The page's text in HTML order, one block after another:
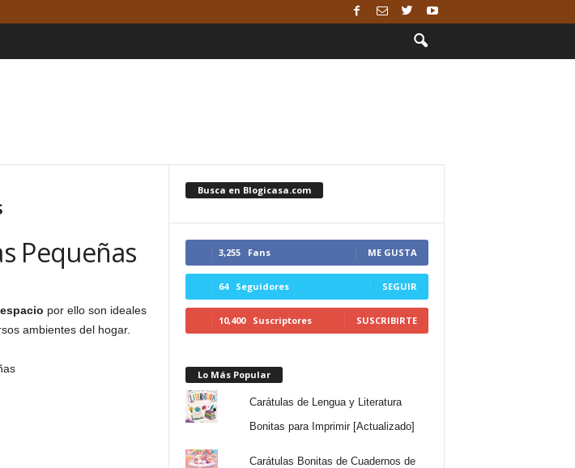
Pequeñas
por ello son ideales
ambientes del hogar.
Busca en Blogicasa.com
3,255 Fans ME GUSTA
64 Seguidores SEGUIR
10,400 Suscriptores SUSCRIBIRTE
Lo Más Popular
Carátulas de Lengua y Literatura
Bonitas para Imprimir [Actualizado]
Carátulas Bonitas de Cuadernos de